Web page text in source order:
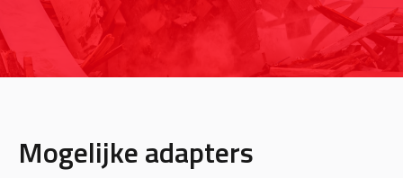
Mogelijke adapters